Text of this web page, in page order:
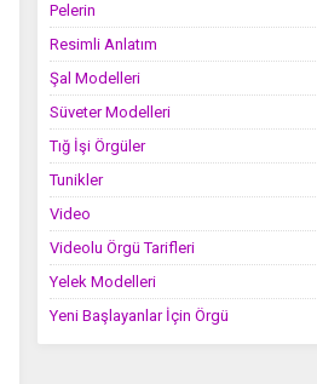
Pelerin
Resimli Anlatım
Şal Modelleri
Süveter Modelleri
Tığ İşi Örgüler
Tunikler
Video
Videolu Örgü Tarifleri
Yelek Modelleri
Yeni Başlayanlar İçin Örgü